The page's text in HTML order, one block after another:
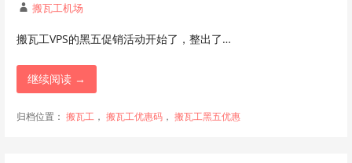
搬瓦工机场
搬瓦工VPS的黑五促销活动开始了，整出了…
继续阅读 →
归档位置： 搬瓦工， 搬瓦工优惠码， 搬瓦工黑五优惠